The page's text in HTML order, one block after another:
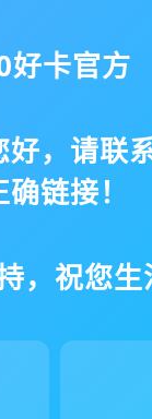
好卡官方
，请联
确链接！
，祝您生